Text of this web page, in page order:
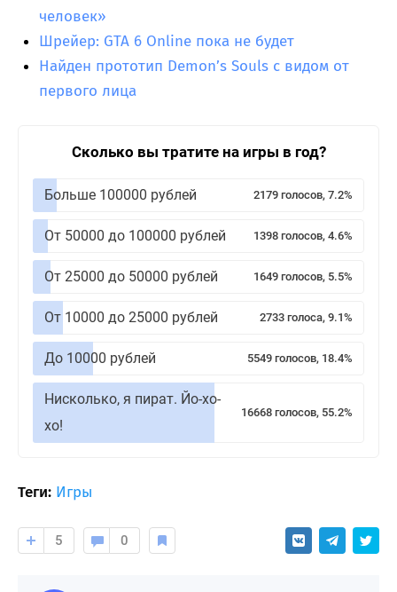
человек»
Шрейер: GTA 6 Online пока не будет
Найден прототип Demon’s Souls с видом от
первого лица
Сколько вы тратите на игры в год?
Больше 100000 рублей 2179 голосов, 7.2%
От 50000 до 100000 рублей 1398 голосов, 4.6%
От 25000 до 50000 рублей 1649 голосов, 5.5%
От 10000 до 25000 рублей 2733 голоса, 9.1%
До 10000 рублей 5549 голосов, 18.4%
Нисколько, я пират. Йо-хо-
хо!
16668 голосов, 55.2%
Теги: Игры
5 0